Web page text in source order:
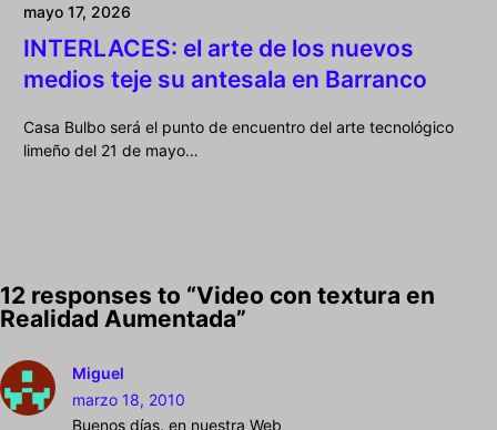
mayo 17, 2026
INTERLACES: el arte de los nuevos
medios teje su antesala en Barranco
Casa Bulbo será el punto de encuentro del arte tecnológico
limeño del 21 de mayo…
12 responses to “Video con textura en
Realidad Aumentada”
Miguel
marzo 18, 2010
Buenos días, en nuestra Web